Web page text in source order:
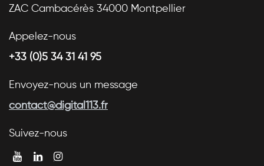
ZAC Cambacérès 34000 Montpellier
Appelez-nous
+33 (0)5 34 31 41 95
Envoyez-nous un message
contact@digital113.fr
Suivez-nous